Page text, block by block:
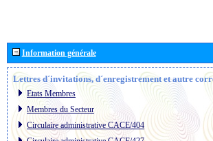
Information générale
Lettres d´invitations, d´enregistrement et autre
Etats Membres
Membres du Secteur
Circulaire administrative CACE/404